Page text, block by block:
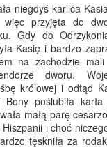
niegdyś karlica
więc przyjęta do
Gdy do
Kasię i bardzo
na zachodzie
dworu.
królowej i odtąd
poślubiła
małą parę
i choć
tęskniła za